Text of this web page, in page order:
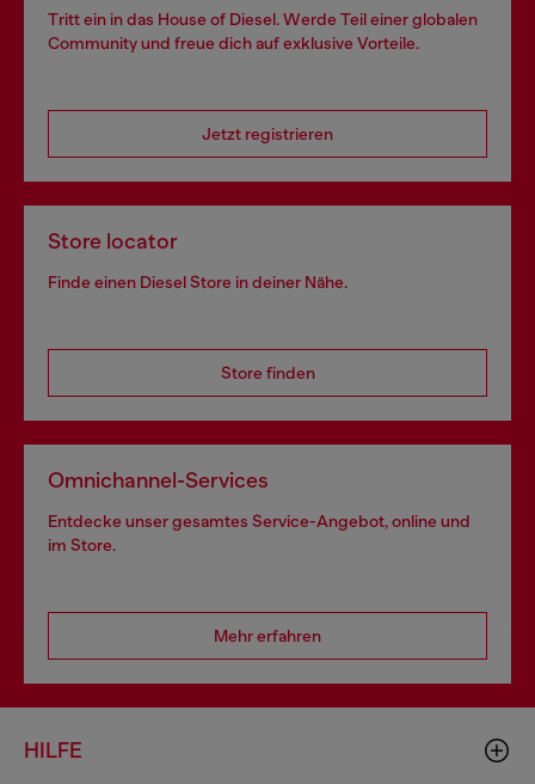
Tritt ein in das House of Diesel. Werde Teil einer globalen
Community und freue dich auf exklusive Vorteile.
Jetzt registrieren
Store locator
Finde einen Diesel Store in deiner Nähe.
Store finden
Omnichannel-Services
Entdecke unser gesamtes Service-Angebot, online und
im Store.
Mehr erfahren
HILFE